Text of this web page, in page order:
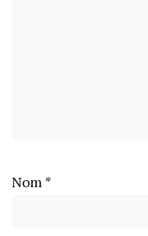
Nom *